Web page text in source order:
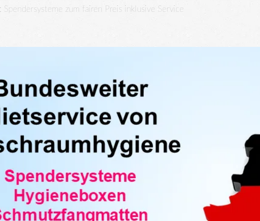
zum fairen Preis inklusive Service